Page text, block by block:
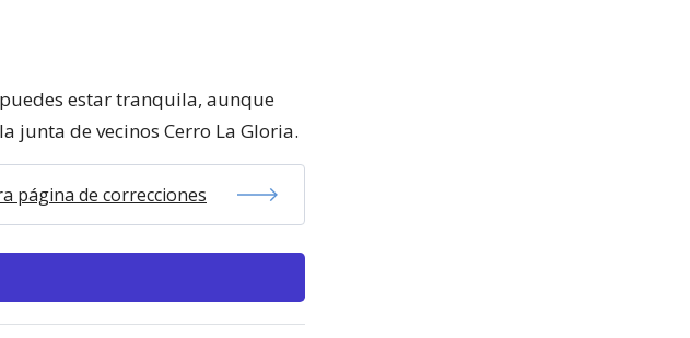
estar tranquila, aunque
junta de vecinos Cerro La Gloria.
página de correcciones